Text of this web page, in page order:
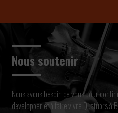
Nous soutenir
Nous avons besoin de vous pour
développer et à faire vivre Quatuors à